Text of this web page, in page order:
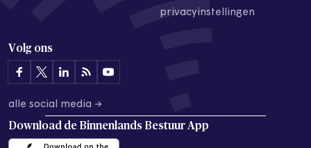
privacyinstellingen
Volg ons
alle social media →
Download de Binnenlands Bestuur App